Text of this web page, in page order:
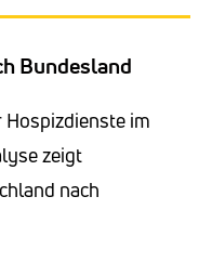
Bundesland
im
zeigt
nach